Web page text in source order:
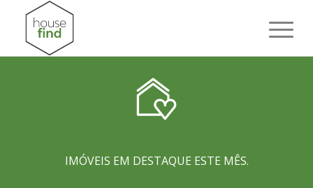
IMÓVEIS EM DESTAQUE ESTE MÊS.